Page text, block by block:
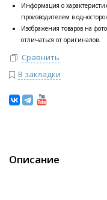
Информация о
производителем в
Изображения товаров на
отличаться от оригиналов.
Сравнить
В закладки
Описание